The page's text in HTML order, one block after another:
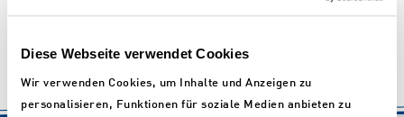
Diese Webseite verwendet Cookies
Wir verwenden Cookies, um Inhalte und Anzeigen zu
personalisieren, Funktionen für soziale Medien anbieten zu
unverlangten Zusendung von Werbeinformationen, z. B. durch